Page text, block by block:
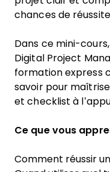
chances de
Dans ce mini-
Digital Project
formation express
savoir pour
et checklist à
Ce que vous
Comment réussir